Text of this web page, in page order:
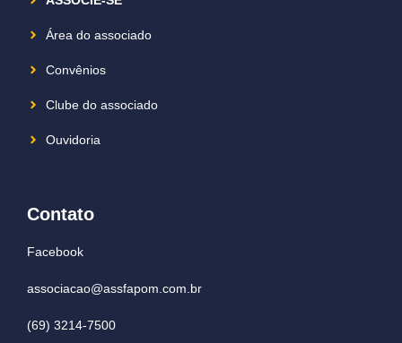
Área do associado
Convênios
Clube do associado
Ouvidoria
Contato
Facebook
associacao@assfapom.com.br
(69) 3214-7500